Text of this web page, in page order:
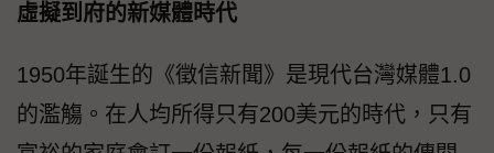
虛擬到府的新媒體時代
1950年誕生的《徵信新聞》是現代台灣媒體1.0
的濫觴。在人均所得只有200美元的時代，只有